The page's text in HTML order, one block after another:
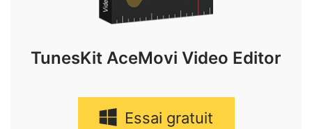
TunesKit AceMovi Video Editor
Essai gratuit